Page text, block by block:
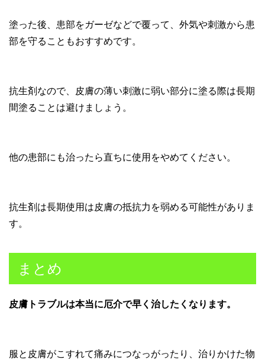
塗った後、患部をガーゼなどで覆って、外気や刺激から患
部を守ることもおすすめです。
抗生剤なので、皮膚の薄い刺激に弱い部分に塗る際は長期
間塗ることは避けましょう。
他の患部にも治ったら直ちに使用をやめてください。
抗生剤は長期使用は皮膚の抵抗力を弱める可能性がありま
す。
まとめ
皮膚トラブルは本当に厄介で早く治したくなります。
服と皮膚がこすれて痛みにつなっがったり、治りかけた物